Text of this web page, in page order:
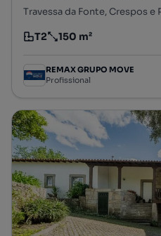
Travessa da Fonte, Crespos e
Tipologia
T2
Preço por metro quadrado
150 m²
REMAX GRUPO MOVE
Profissional